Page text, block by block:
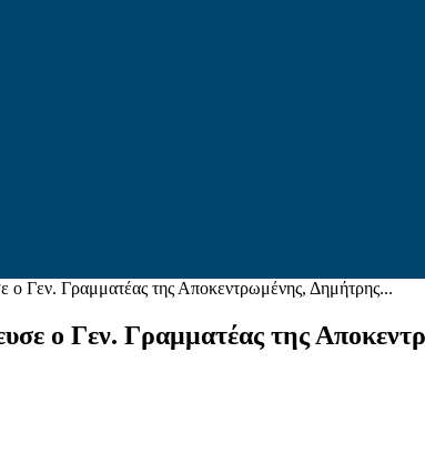
Γεν. Γραμματέας της Αποκεντρωμένης, Δημήτρης...
ο Γεν. Γραμματέας της